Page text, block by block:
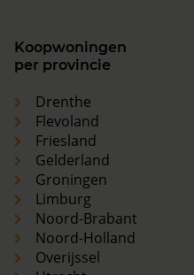
Koopwoningen
per provincie
Drenthe
Flevoland
Friesland
Gelderland
Groningen
Limburg
Noord-Brabant
Noord-Holland
Overijssel